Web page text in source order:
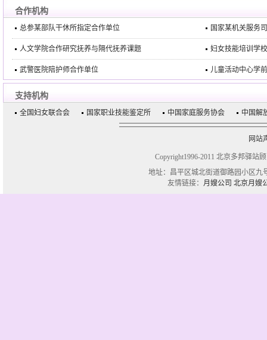
合作机构
总参某部队干休所指定合作单位 国家某机关服务
人文学院合作研究抚养与隔代抚养课题 妇女技能培训学
武警医院陪护师合作单位 儿童活动中心学
支持机构
全国妇女联合会 国家职业技能鉴定所 中国家庭服务协会 中国解
网站
Copyright1996-2011 北京多邦驿站
地址：昌平区城北街道御路园小区九
友情链接： 月嫂公司 北京月嫂